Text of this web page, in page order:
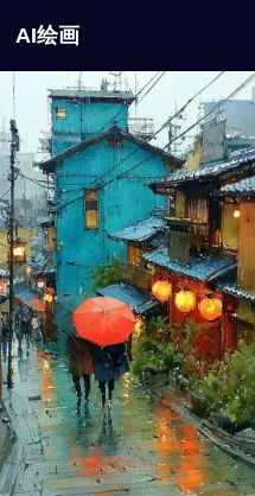
AI绘画